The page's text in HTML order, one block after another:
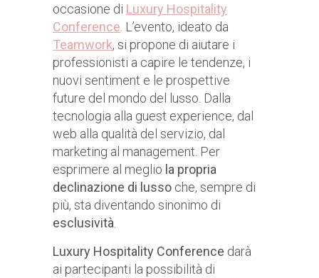
occasione di Luxury Hospitality
Conference. L’evento, ideato da
Teamwork, si propone di aiutare i
professionisti a capire le tendenze, i
nuovi sentiment e le prospettive
future del mondo del lusso. Dalla
tecnologia alla guest experience, dal
web alla qualità del servizio, dal
marketing al management. Per
esprimere al meglio la propria
declinazione di lusso che, sempre di
più, sta diventando sinonimo di
esclusività.
Luxury Hospitality Conference darà
ai partecipanti la possibilità di